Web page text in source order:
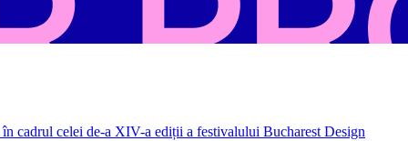
cadrul celei de-a XIV-a ediții a festivalului Bucharest Design